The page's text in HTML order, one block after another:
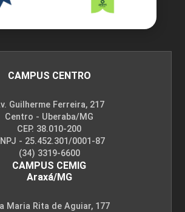
6
CAMPUS CENTRO
Guilherme Ferreira, 217
Centro - Uberaba/MG
CEP. 38.010-200
- 25.452.301/0001-87
(34) 3319-6600
CAMPUS CEMIG
Araxá/MG
Maria Rita de Aguiar, 177